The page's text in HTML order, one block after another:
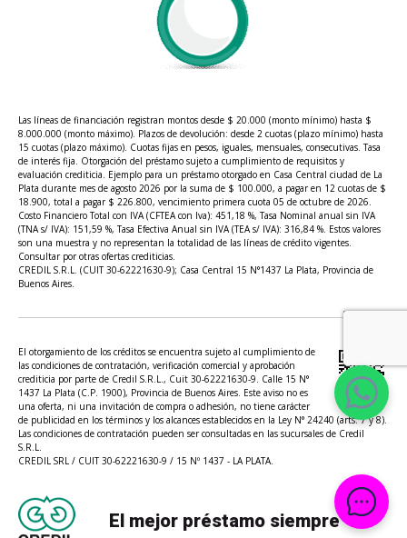
Las líneas de financiación registran montos desde $ 20.000 (monto mínimo) hasta $
8.000.000 (monto máximo). Plazos de devolución: desde 2 cuotas (plazo mínimo) hasta
15 cuotas (plazo máximo). Cuotas fijas en pesos, iguales, mensuales, consecutivas. Tasa
de interés fija. Otorgación del préstamo sujeto a cumplimiento de requisitos y
evaluación crediticia. Ejemplo para un préstamo otorgado en Casa Central ciudad de La
Plata durante mes de agosto 2026 por la suma de $ 100.000, a pagar en 12 cuotas de $
18.900, total a pagar $ 226.800, vencimiento primera cuota 05 de octubre de 2026.
Costo Financiero Total con IVA (CFTEA con Iva): 451,18 %, Tasa Nominal anual sin IVA
(TNA s/ IVA): 151,59 %, Tasa Efectiva Anual sin IVA (TEA s/ IVA): 316,84 %. Estos valores
son una muestra y no representan la totalidad de las líneas de crédito vigentes.
Consultar por otras ofertas crediticias.
CREDIL S.R.L. (CUIT 30-62221630-9); Casa Central 15 N°1437 La Plata, Provincia de
Buenos Aires.
El otorgamiento de los créditos se encuentra sujeto al cumplimiento de
las condiciones de contratación, verificación comercial y aprobación
crediticia por parte de Credil S.R.L., Cuit 30-62221630-9. Calle 15 N°
1437 La Plata (C.P. 1900), Provincia de Buenos Aires. Este aviso no es
una oferta, ni una invitación de compra o adhesión, no tiene carácter
de publicidad en los términos y los alcances establecidos en la Ley N° 24240 (arts. 7 y 8).
Las condiciones de contratación pueden ser consultadas en las sucursales de Credil
S.R.L.
CREDIL SRL / CUIT 30-62221630-9 / 15 Nº 1437 - LA PLATA.
El mejor préstamo siempre